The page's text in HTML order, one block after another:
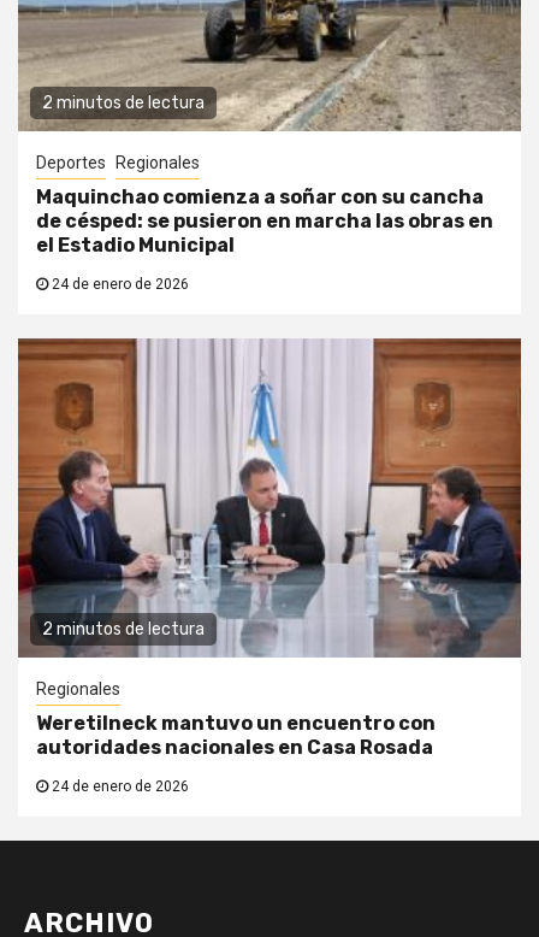
2 minutos de lectura
Deportes Regionales
Maquinchao comienza a soñar con su cancha
de césped: se pusieron en marcha las obras en
el Estadio Municipal
24 de enero de 2026
2 minutos de lectura
Regionales
Weretilneck mantuvo un encuentro con
autoridades nacionales en Casa Rosada
24 de enero de 2026
ARCHIVO